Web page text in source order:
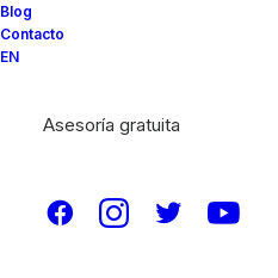
Blog
Contacto
EN
Asesoría gratuita